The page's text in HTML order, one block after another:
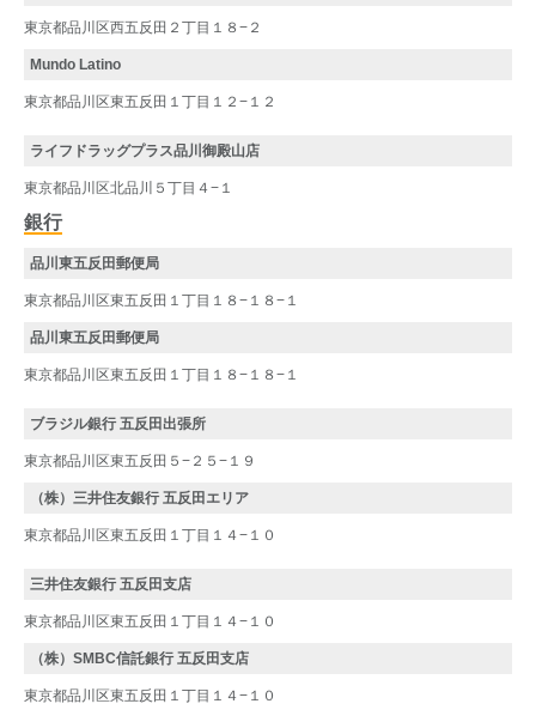
東京都品川区西五反田２丁目１８−２
Mundo Latino
東京都品川区東五反田１丁目１２−１２
ライフドラッグプラス品川御殿山店
東京都品川区北品川５丁目４−１
銀行
品川東五反田郵便局
東京都品川区東五反田１丁目１８−１８−１
品川東五反田郵便局
東京都品川区東五反田１丁目１８−１８−１
ブラジル銀行 五反田出張所
東京都品川区東五反田５−２５−１９
（株）三井住友銀行 五反田エリア
東京都品川区東五反田１丁目１４−１０
三井住友銀行 五反田支店
東京都品川区東五反田１丁目１４−１０
（株）SMBC信託銀行 五反田支店
東京都品川区東五反田１丁目１４−１０